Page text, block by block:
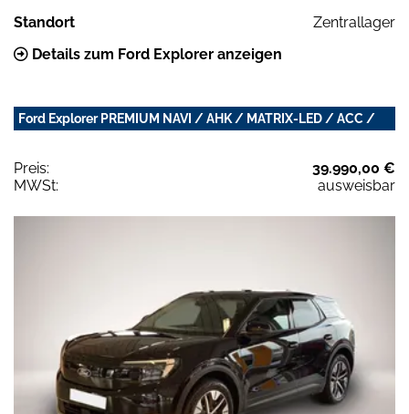
Standort
Zentrallager
Details zum Ford Explorer anzeigen
Ford Explorer PREMIUM NAVI / AHK / MATRIX-LED / ACC /
Preis:
39.990,00 €
MWSt:
ausweisbar